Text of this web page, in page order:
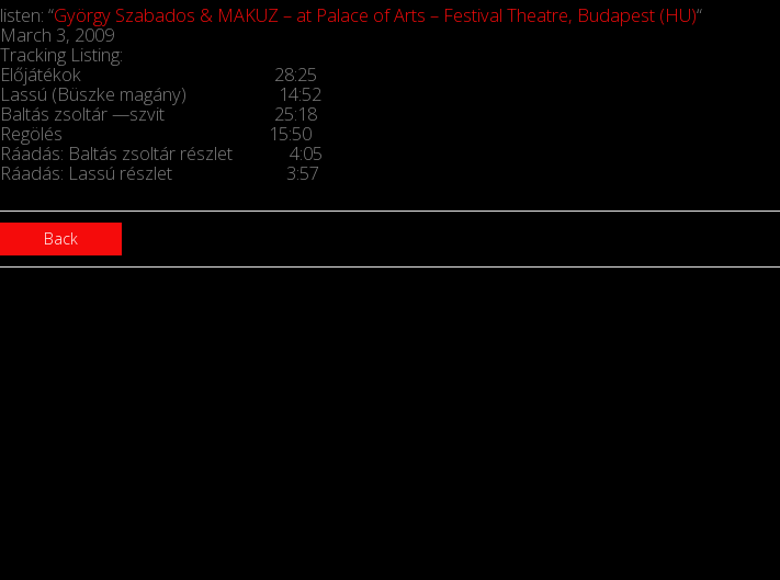
listen: “György Szabados & MAKUZ – at Palace of Arts – Festival Theatre, Budapest (HU)“
March 3, 2009
Tracking Listing:
Előjátékok 28:25
Lassú (Büszke magány) 14:52
Baltás zsoltár —szvit 25:18
Regölés 15:50
Ráadás: Baltás zsoltár részlet 4:05
Ráadás: Lassú részlet 3:57
Back